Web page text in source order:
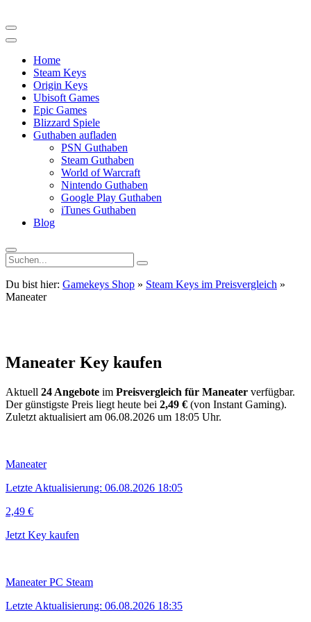
Home
Steam Keys
Origin Keys
Ubisoft Games
Epic Games
Blizzard Spiele
Guthaben aufladen
PSN Guthaben
Steam Guthaben
World of Warcraft
Nintendo Guthaben
Google Play Guthaben
iTunes Guthaben
Blog
Du bist hier: Gamekeys Shop » Steam Keys im Preisvergleich »
Maneater
Maneater Key kaufen
Aktuell 24 Angebote im Preisvergleich für Maneater verfügbar.
Der günstigste Preis liegt heute bei 2,49 € (von Instant Gaming).
Zuletzt aktualisiert am 06.08.2026 um 18:05 Uhr.
Maneater
Letzte Aktualisierung: 06.08.2026 18:05
2,49 €
Jetzt Key kaufen
Maneater PC Steam
Letzte Aktualisierung: 06.08.2026 18:35